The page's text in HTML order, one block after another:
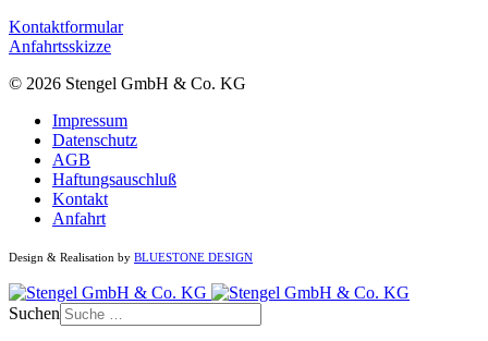
Kontaktformular
Anfahrtsskizze
© 2026 Stengel GmbH & Co. KG
Impressum
Datenschutz
AGB
Haftungsauschluß
Kontakt
Anfahrt
Design & Realisation by BLUESTONE DESIGN
Suchen